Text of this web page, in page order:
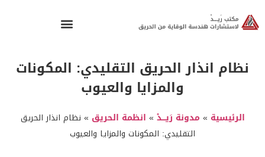
نظام انذار الحريق التقليدي: المكونات
والمزايا والعيوب
الرئيسية » مدونة رَيـــدْ » انظمة الحريق » نظام انذار الحريق
التقليدي: المكونات والمزايا والعيوب